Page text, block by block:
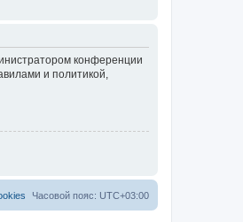
конференции
и политикой,
Часовой пояс: UTC+03:00